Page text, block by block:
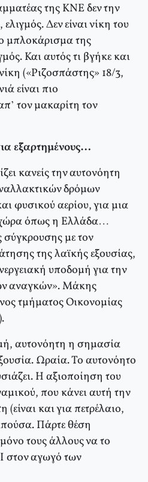
της ΚΝΕ δεν την
Δεν είναι νίκη του
μπλοκάρισμα της
Και αυτός τι βγήκε και
(«Ριζοσπάστης» 18/3,
είναι πιο
τον μακαρίτη τον
εξαρτημένους…
κανείς την αυτονόητη
δρόμων
φυσικού αερίου, για μια
χώρα όπως η Ελλάδα…
με τον
της λαϊκής εξουσίας,
υποδομή για την
αναγκών». Μάκης
τμήματος Οικονομίας
αυτονόητη η σημασία
Ωραία. Το αυτονόητο
Η αξιοποίηση του
που κάνει αυτή την
και για πετρέλαιο,
Πάρτε θέση
τους άλλους να το
στον αγωγό των